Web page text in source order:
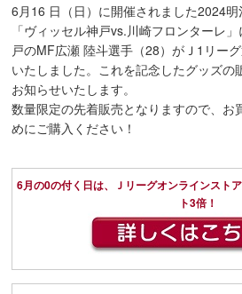
6月16 日（日）に開催されました2024
「ヴィッセル神戸vs.川崎フロンターレ
戸のMF広瀬 陸斗選手（28）がＪ1リー
いたしました。これを記念したグッズの
お知らせいたします。
数量限定の先着販売となりますので、お
めにご購入ください！
6月の0の付く日は、Ｊリーグオンラインスト
ト3倍！